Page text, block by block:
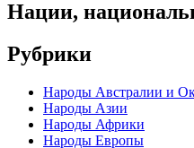
Нации,
Рубрики
Народы Австралии и
Народы Азии
Народы Африки
Народы Европы